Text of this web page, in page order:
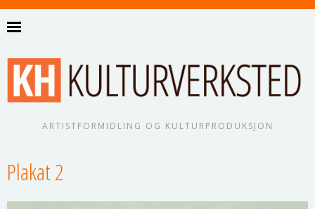
ARTISTFORMIDLING OG KULTURPRODUKSJON
Plakat 2